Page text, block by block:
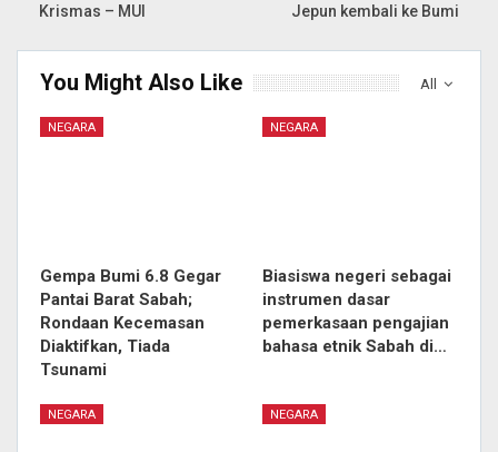
Krismas – MUI
Jepun kembali ke Bumi
All
You Might Also Like
NEGARA
Gempa Bumi 6.8 Gegar
Pantai Barat Sabah;
Rondaan Kecemasan
Diaktifkan, Tiada
Tsunami
NEGARA
Biasiswa negeri sebagai
instrumen dasar
pemerkasaan pengajian
bahasa etnik Sabah di…
NEGARA NEGARA